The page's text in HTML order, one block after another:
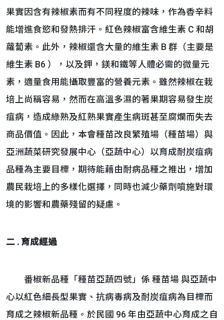
果實因含有辣椒素而有不同程度的辣味，作為香辛料
能增進食慾和發熱排汗。紅色辣椒富含維生素 C 和胡
蘿蔔素。此外，辣椒還含大量的維生素 B 群（主要是
維生素 B6 ），以及鉀，鎂和鐵等人體必需的微量元
素，適量食用能攝取豐富的營養元素。雖然辣椒在栽
培上尚稱容易，然而在高溫多濕的著果期容易發生炭
疽病，造成綠熟及紅熟果實產生病斑甚至腐爛而失去
商品價值。因此，本會種苗改良繁殖場（種苗場）與
亞洲蔬菜研究發展中心（亞蔬中心）以育成耐炭疽病
品種為主要目標，期待能藉由耐病品種之推出，增加
農民栽培上的多樣化選擇，同時也減少藥劑噴施對環
境的影響和農藥殘留的疑慮。
二 . 育成經過
番椒新品種「種苗亞蔬四號」係 種苗場 與亞蔬中
心以紅色細長型果實、抗病毒病及耐炭疽病為目標而
育成之辣椒新品種。於民國 96 年由亞蔬中心育成之自